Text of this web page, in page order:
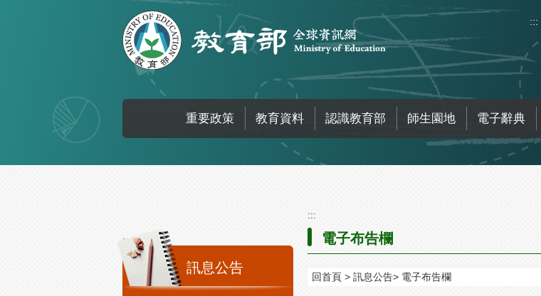
:::
重要政策 教育資料 認識教育部 師生園地 電子辭典
:::
訊息公告
:::
電子布告欄
回首頁 訊息公告 電子布告欄